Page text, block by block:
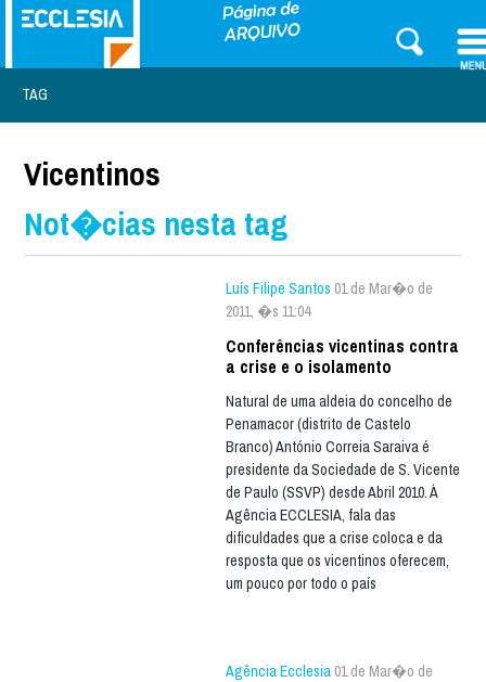
TAG
Vicentinos
Not�cias nesta tag
Luís Filipe Santos 01 de Mar�o de
2011, �s 11:04
Conferências vicentinas contra
a crise e o isolamento
Natural de uma aldeia do concelho de
Penamacor (distrito de Castelo
Branco) António Correia Saraiva é
presidente da Sociedade de S. Vicente
de Paulo (SSVP) desde Abril 2010. À
Agência ECCLESIA, fala das
dificuldades que a crise coloca e da
resposta que os vicentinos oferecem,
um pouco por todo o país
Agência Ecclesia 01 de Mar�o de